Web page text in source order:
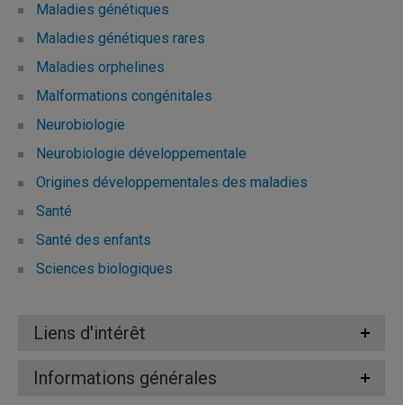
Maladies génétiques
Maladies génétiques rares
Maladies orphelines
Malformations congénitales
Neurobiologie
Neurobiologie développementale
Origines développementales des maladies
Santé
Santé des enfants
Sciences biologiques
Liens d'intérêt
Informations générales